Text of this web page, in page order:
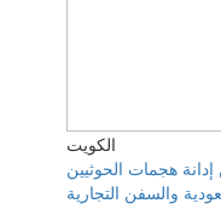
الكويت
هجمات الحوثيين
والسفن التجارية